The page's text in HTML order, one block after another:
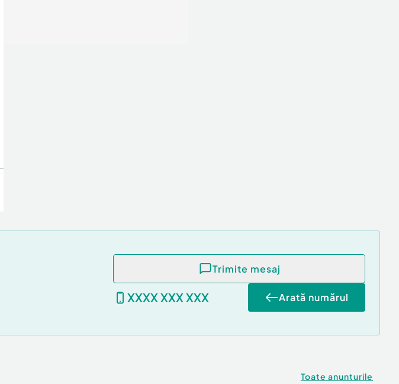
Trimite mesaj
XXXX XXX XXX Arată numărul
Toate anunturile